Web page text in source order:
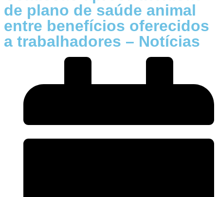
de plano de saúde animal
entre benefícios oferecidos
a trabalhadores – Notícias